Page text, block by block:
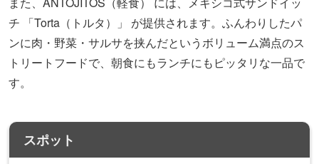
チ 「Torta（トルタ）」 が提供されます。ふんわりしたパ
ンに肉・野菜・サルサを挟んだというボリューム満点のス
トリートフードで、朝食にもランチにもピッタリな一品で
す。
スポット